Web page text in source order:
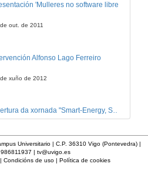
'Mulleres no software libre'
out. de 2011
Alfonso Lago Ferreiro
xuño de 2012
Apertura da xornada "Smart-Energy, Smart-City"
web HCTech
Universitario | C.P. 36310 Vigo (Pontevedra) |
| tv@uvigo.es
Condicións de uso| Política de cookies